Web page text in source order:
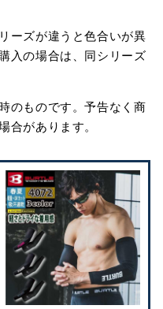
ーズが違うと色合いが異
入の場合は、同シリーズ
のものです。予告なく商
合があります。